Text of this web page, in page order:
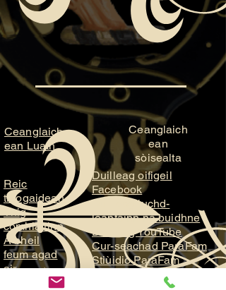
Ceanglaich
ean Luath
Reic
thiogaidean
Thig
còmhla rinn
A bheil
feum agad
air
cuideachad
Ceanglaich
ean
sòisealta
Duilleag oifigeil
Facebook
Duilleag luchd-
leantainn na buidhne
Duilleag YouTube
Cur-seachad ParaFam
Stiùidio ParaFam